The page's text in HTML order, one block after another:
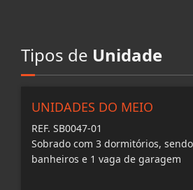
Tipos de Unidade
UNIDADES DO MEIO
REF. SB0047-01
Sobrado com 3 dormitórios,
banheiros e 1 vaga de garagem